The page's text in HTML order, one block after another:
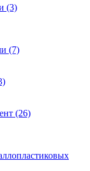
(3)
(7)
(26)